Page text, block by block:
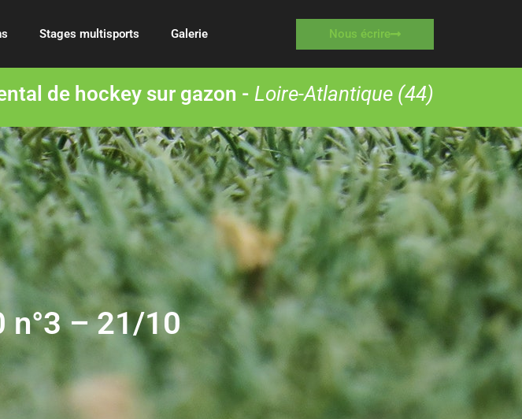
Stages multisports Galerie Nous écrire
de hockey sur gazon - Loire-Atlantique (44)
n°3 – 21/10